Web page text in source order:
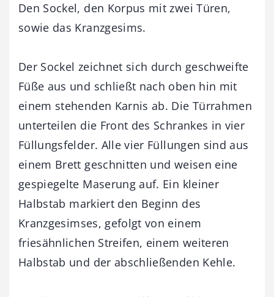
Den Sockel, den Korpus mit zwei Türen,
sowie das Kranzgesims.
Der Sockel zeichnet sich durch geschweifte
Füße aus und schließt nach oben hin mit
einem stehenden Karnis ab. Die Türrahmen
unterteilen die Front des Schrankes in vier
Füllungsfelder. Alle vier Füllungen sind aus
einem Brett geschnitten und weisen eine
gespiegelte Maserung auf. Ein kleiner
Halbstab markiert den Beginn des
Kranzgesimses, gefolgt von einem
friesähnlichen Streifen, einem weiteren
Halbstab und der abschließenden Kehle.